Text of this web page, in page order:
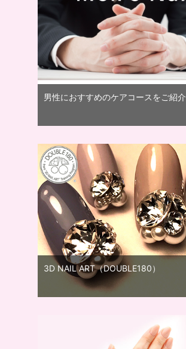
男性におすすめのケアコースをご紹介
3D NAIL ART（DOUBLE180）